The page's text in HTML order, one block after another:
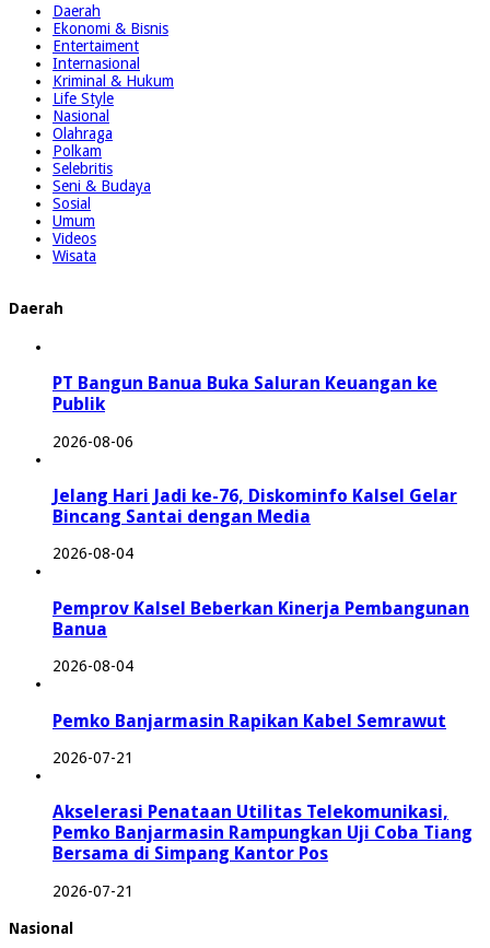
Daerah
Ekonomi & Bisnis
Entertaiment
Internasional
Kriminal & Hukum
Life Style
Nasional
Olahraga
Polkam
Selebritis
Seni & Budaya
Sosial
Umum
Videos
Wisata
Daerah
PT Bangun Banua Buka Saluran Keuangan ke
Publik
2026-08-06
Jelang Hari Jadi ke-76, Diskominfo Kalsel Gelar
Bincang Santai dengan Media
2026-08-04
Pemprov Kalsel Beberkan Kinerja Pembangunan
Banua
2026-08-04
Pemko Banjarmasin Rapikan Kabel Semrawut
2026-07-21
Akselerasi Penataan Utilitas Telekomunikasi,
Pemko Banjarmasin Rampungkan Uji Coba Tiang
Bersama di Simpang Kantor Pos
2026-07-21
Nasional